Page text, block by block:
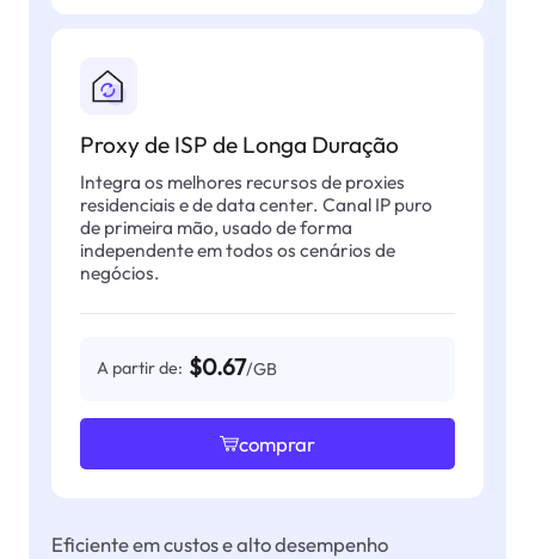
Proxy de ISP de Longa Duração
Integra os melhores recursos de proxies
residenciais e de data center. Canal IP puro
de primeira mão, usado de forma
independente em todos os cenários de
negócios.
A partir de: $0.67/GB
comprar
Eficiente em custos e alto desempenho